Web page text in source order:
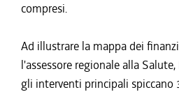
compresi.
Ad illustrare la mappa dei
l'assessore regionale alla Salute,
gli interventi principali